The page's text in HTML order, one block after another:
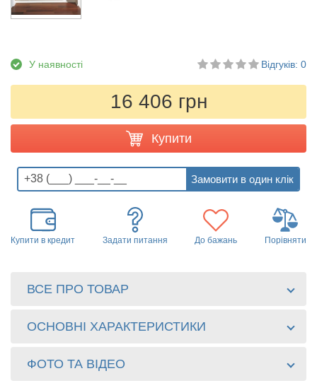
У наявності Відгуків: 0
16 406 грн
Купити
Купити в кредит Задати питання До бажань Порівняти
ВСЕ ПРО ТОВАР
ОСНОВНІ ХАРАКТЕРИСТИКИ
ФОТО ТА ВІДЕО